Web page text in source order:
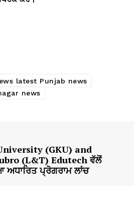
latest Punjab news
news
(GKU) and
(L&T) Edutech ਵੱਲੋਂ
ਪ੍ਰੋਗਰਾਮ ਲਾਂਚ